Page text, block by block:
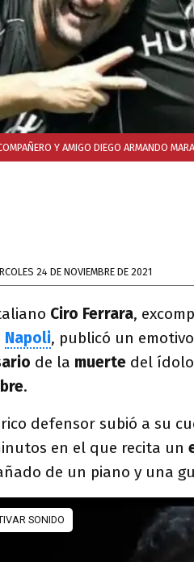
Y AMIGO DIEGO ARMANDO
24 DE NOVIEMBRE DE 2021
Ciro Ferrara,
Napoli, publicó un
de la muerte del
.
defensor subió a su
en el que recita un
de un piano y una